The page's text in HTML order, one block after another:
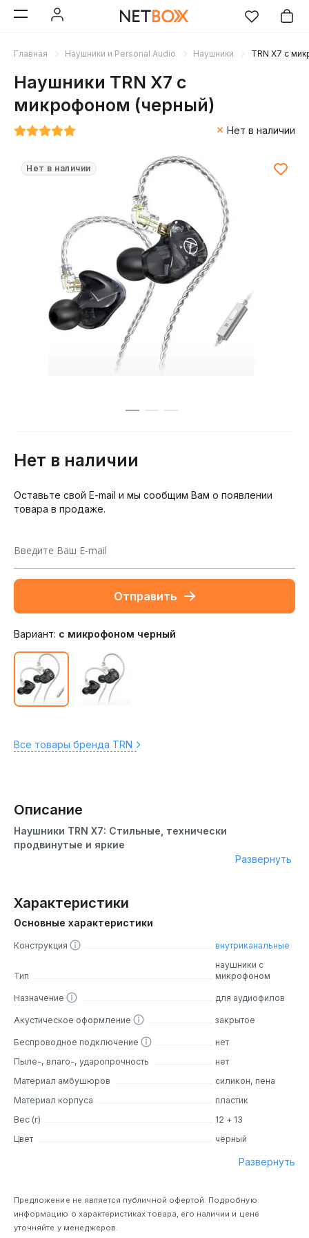
Главная Наушники и Personal Audio Наушники TRN X7 с
Наушники TRN X7 с
микрофоном (черный)
Нет в наличии
Нет в наличии
Нет в наличии
Оставьте свой E-mail и мы сообщим Вам о появлении
товара в продаже.
Отправить
Вариант: с микрофоном черный
Все товары бренда TRN
Описание
Наушники TRN X7: Стильные, технически
продвинутые и яркие
ценителей качественного звука. TRN X7 - это стильное и
функциональное устройство, предназначенное для
любителей качественного звука и активного образа
жизни. Они изготовлены из высококачественных и
Дизайн
Наушники RN X7 обладают элегантным и
минималистичным дизайном. Их корпуса выполнены из
покрытием обеспечивает надежность и удобство.
Наушники имеют эргономичный дизайн, благодаря чему
они идеально сидят в ушах и не вызывают дискомфорта
дизайн корпуса наушников TRN X7 позволяет им
гармонично сочетаться с любым стилем одежды.
Семь арматурных драйверов:Внутри каждого
наушника находятся семь арматурных драйверов
разных типов, обеспечивающих широкий частотный
Развернуть
Характеристики
Основные характеристики
Конструкция внутриканальные
Тип
наушники с
микрофоном
Назначение для аудиофилов
Акустическое оформление закрытое
Беспроводное подключение
нет
Пыле-, влаго-, ударопрочность
нет
Материал амбушюров
силикон, пена
Материал корпуса
пластик
Вес (г)
12 + 13
Цвет
чёрный
Развернуть
Предложение не является публичной офертой. Подробную
информацию о характеристиках товара, его наличии и цене
уточняйте у менеджеров.